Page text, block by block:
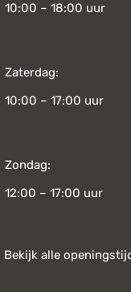
10:00 – 18:00 uur
Zaterdag:
10:00 – 17:00 uur
Zondag:
12:00 – 17:00 uur
Bekijk alle